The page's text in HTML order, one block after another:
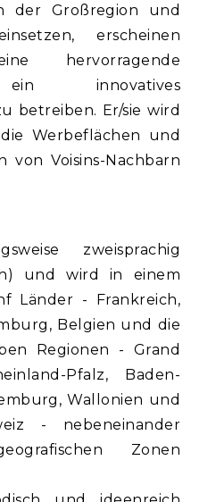
der Großregion und
erscheinen
hervorragende
ein innovatives
betreiben. Er/sie wird
Werbeflächen und
von Voisins-Nachbarn
zweisprachig
und wird in einem
Länder - Frankreich,
Belgien und die
Regionen - Grand
Pfalz, Baden-
Wallonien und
- nebeneinander
Zonen